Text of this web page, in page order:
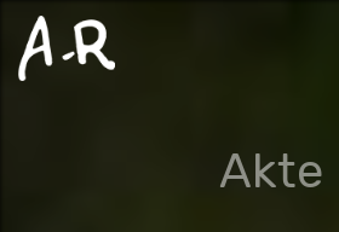
Skip
content
Akte